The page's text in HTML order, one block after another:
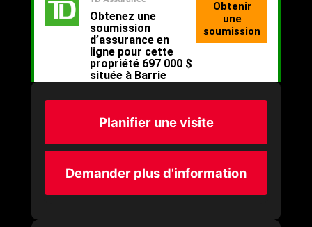
Planifier une visite
Demander plus d'information